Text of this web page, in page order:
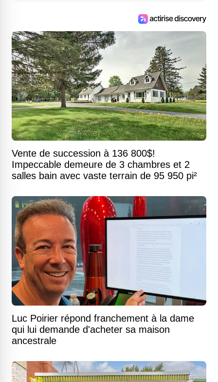
Vente de succession à 136 800$!
Impeccable demeure de 3 chambres et 2
salles bain avec vaste terrain de 95 950 pi²
Luc Poirier répond franchement à la dame
qui lui demande d'acheter sa maison
ancestrale